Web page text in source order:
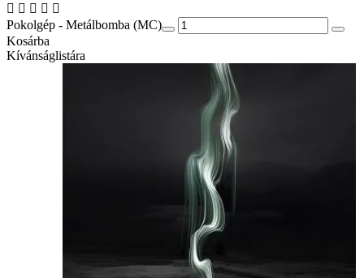
Pokolgép - Metálbomba (MC)
Kosárba
Kívánságlistára